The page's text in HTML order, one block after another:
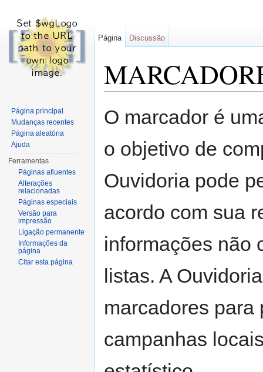
O marcador é
o objetivo de
Ouvidoria pode
acordo com sua
informações não
listas. A
marcadores para
campanhas
Página Discussão
Página principal
Mudanças recentes
Página aleatória
Ajuda
Ferramentas
Páginas afluentes
Alterações
relacionadas
Páginas especiais
Versão para
impressão
Ligação permanente
Informações da
página
Citar esta página